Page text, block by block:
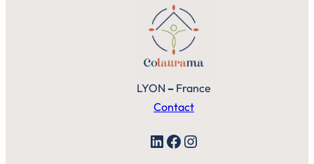
LYON – France
Contact
LinkedIn Facebook Instagram